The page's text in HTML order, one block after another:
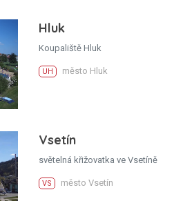
Hluk
Koupaliště Hluk
UH město Hluk
Vsetín
světelná křižovatka ve Vsetíně
VS město Vsetín